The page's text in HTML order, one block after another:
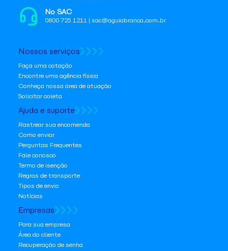
No SAC
0800 725 1211 | sac@aguiabranca.com.br
Nossos serviços
Faça uma cotação
Encontre uma agência física
Conheça nossa área de atuação
Solicitar coleta
Ajuda e suporte
Rastrear sua encomenda
Como enviar
Perguntas Frequentes
Fale conosco
Termo de isenção
Regras de transporte
Tipos de envio
Notícias
Empresas
Para sua empresa
Área do cliente
Recuperação de senha